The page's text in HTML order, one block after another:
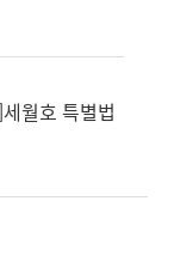
월호 특별법